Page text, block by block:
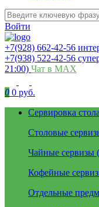
Войти
+7(928) 662-42-56
+7(938) 522-42-56
21:00) Чат в MAX
0 0 руб.
Сервировка стола
Столовые
Чайные сервизы
Кофейные
Отдельные